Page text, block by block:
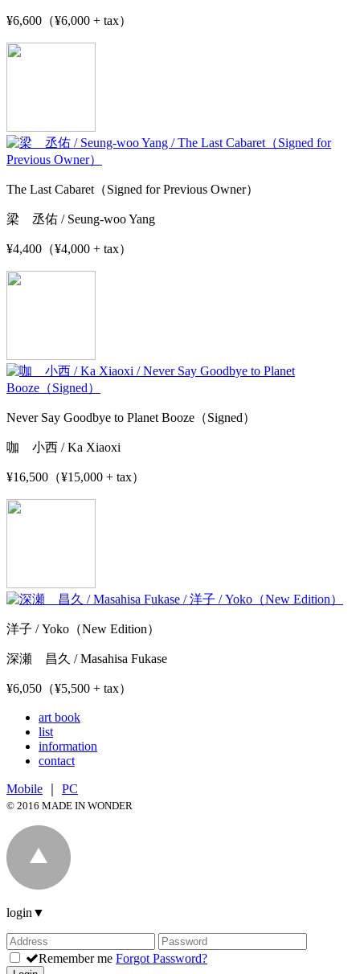
¥6,600（¥6,000 + tax）
The Last Cabaret（Signed for Previous Owner）
梁 丞佑 / Seung-woo Yang
¥4,400（¥4,000 + tax）
Never Say Goodbye to Planet Booze（Signed）
咖 小西 / Ka Xiaoxi
¥16,500（¥15,000 + tax）
洋子 / Yoko（New Edition）
深瀬 昌久 / Masahisa Fukase
¥6,050（¥5,500 + tax）
art book
list
information
contact
Mobile PC
© 2016 MADE IN WONDER
login ▼
Remember me Forgot Password?